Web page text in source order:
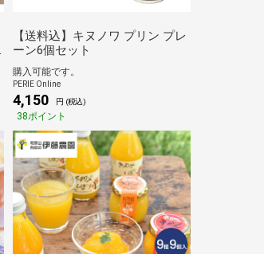
【送料込】キヌノワ プリン プレ
ーン6個セット
購入可能です。
PERIE Online
4,150 円 (税込)
38ポイント